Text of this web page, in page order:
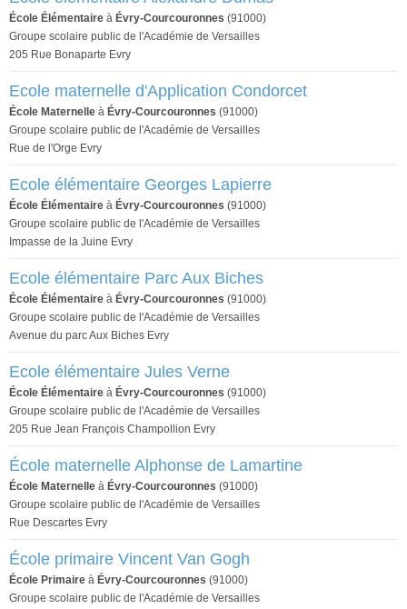
École Élémentaire à Évry-Courcouronnes (91000)
Groupe scolaire public de l'Académie de Versailles
205 Rue Bonaparte Evry
Ecole maternelle d'Application Condorcet
École Maternelle à Évry-Courcouronnes (91000)
Groupe scolaire public de l'Académie de Versailles
Rue de l'Orge Evry
Ecole élémentaire Georges Lapierre
École Élémentaire à Évry-Courcouronnes (91000)
Groupe scolaire public de l'Académie de Versailles
Impasse de la Juine Evry
Ecole élémentaire Parc Aux Biches
École Élémentaire à Évry-Courcouronnes (91000)
Groupe scolaire public de l'Académie de Versailles
Avenue du parc Aux Biches Evry
Ecole élémentaire Jules Verne
École Élémentaire à Évry-Courcouronnes (91000)
Groupe scolaire public de l'Académie de Versailles
205 Rue Jean François Champollion Evry
École maternelle Alphonse de Lamartine
École Maternelle à Évry-Courcouronnes (91000)
Groupe scolaire public de l'Académie de Versailles
Rue Descartes Evry
École primaire Vincent Van Gogh
École Primaire à Évry-Courcouronnes (91000)
Groupe scolaire public de l'Académie de Versailles